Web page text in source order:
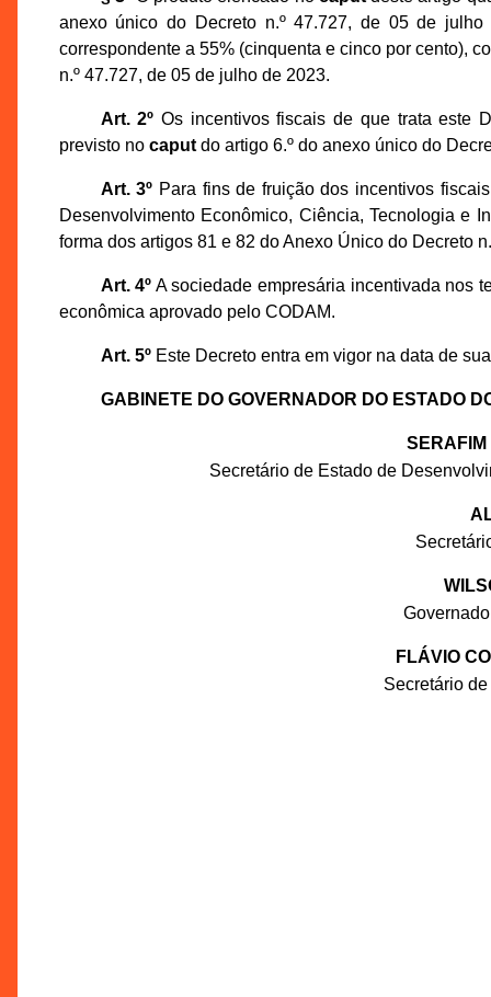
anexo único do Decreto n.º 47.727, de 05 de
correspondente a 55% (cinquenta e cinco por cento),
n.º 47.727, de 05 de julho de 2023.
Art. 2º Os incentivos fiscais de que trata este
previsto no caputdo artigo 6.º do anexo único do
Art. 3º Para fins de fruição dos incentivos
Desenvolvimento Econômico, Ciência, Tecnologia e
forma dos artigos 81 e 82 do Anexo Único do Decreto
Art. 4º A sociedade empresária incentivada nos
econômica aprovado pelo CODAM.
Art. 5ºEste Decreto entra em vigor na data de
GABINETE DO GOVERNADOR DO ESTADO
Secretário de Estado de
FLÁVIO
Secretário